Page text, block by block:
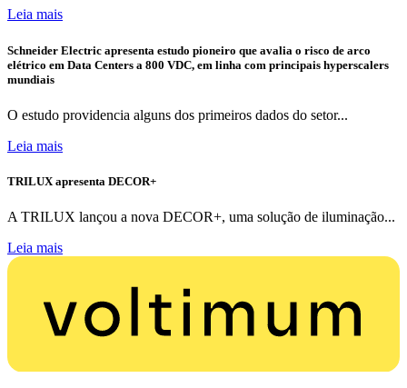
Leia mais
Schneider Electric apresenta estudo pioneiro que avalia o risco de arco
elétrico em Data Centers a 800 VDC, em linha com principais hyperscalers
mundiais
O estudo providencia alguns dos primeiros dados do setor...
Leia mais
TRILUX apresenta DECOR+
A TRILUX lançou a nova DECOR+, uma solução de iluminação...
Leia mais